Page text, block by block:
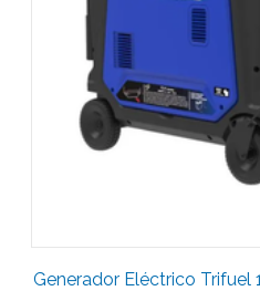
Generador Eléctrico Trifuel